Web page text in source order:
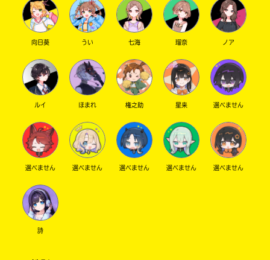
向日葵 うい 七海 瑠奈 ノア
ルイ ほまれ 権之助 星来 選べません
選べません 選べません 選べません 選べません 選べません
詩